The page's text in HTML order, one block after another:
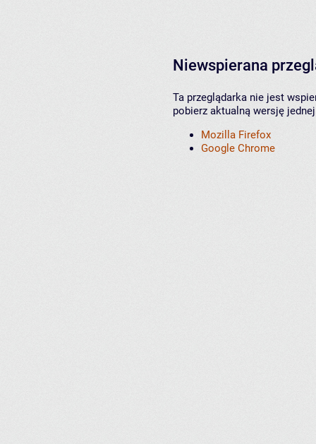
Niewspierana
Ta przeglądarka nie jest
pobierz aktualną wersję
Mozilla Firefox
Google Chrome